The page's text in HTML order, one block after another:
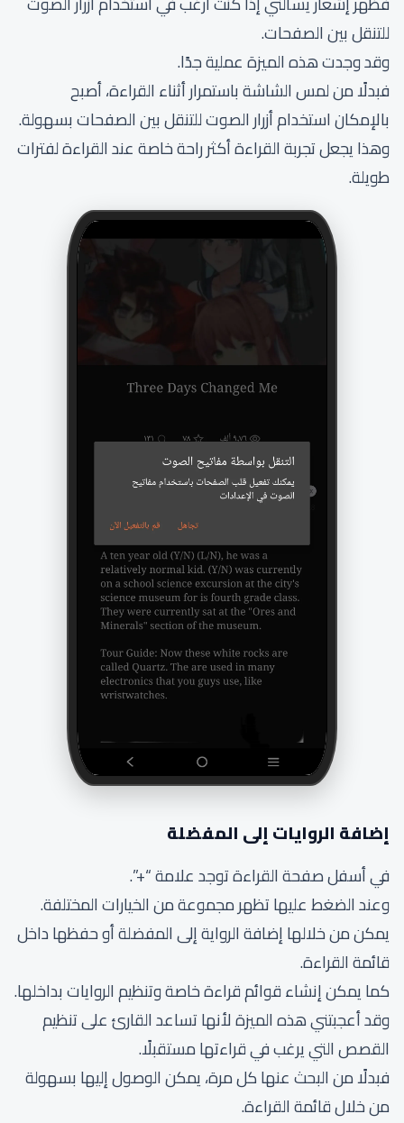
للتنقل بين الصفحات.
وقد وجدت هذه الميزة عملية جدًا.
فبدلًا من لمس الشاشة باستمرار أثناء القراءة، أصبح
بالإمكان استخدام أزرار الصوت للتنقل بين الصفحات بسهولة.
وهذا يجعل تجربة القراءة أكثر راحة خاصة عند القراءة لفترات
طويلة.
إضافة الروايات إلى المفضلة
في أسفل صفحة القراءة توجد علامة “+”.
وعند الضغط عليها تظهر مجموعة من الخيارات المختلفة.
يمكن من خلالها إضافة الرواية إلى المفضلة أو حفظها داخل
قائمة القراءة.
كما يمكن إنشاء قوائم قراءة خاصة وتنظيم الروايات بداخلها.
وقد أعجبتني هذه الميزة لأنها تساعد القارئ على تنظيم
القصص التي يرغب في قراءتها مستقبلًا.
فبدلًا من البحث عنها كل مرة، يمكن الوصول إليها بسهولة
من خلال قائمة القراءة.